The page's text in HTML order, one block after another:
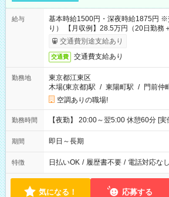
給与
基本時給1500円・深夜時給1875円 ※
り） 【月収例】28.5万円（20日勤務
合）交通費別途支給あり
交通費 交通費支給あり
勤務地
東京都江東区
木場(東京都)駅 / 東陽町駅 / 門前仲
空調ありの職場!
勤務時間 【夜勤】 20:00～翌5:00 休憩60分 [
期間 即日～長期
特徴 日払いOK / 履歴書不要 / 電話対応なし
気になる！ 応募する